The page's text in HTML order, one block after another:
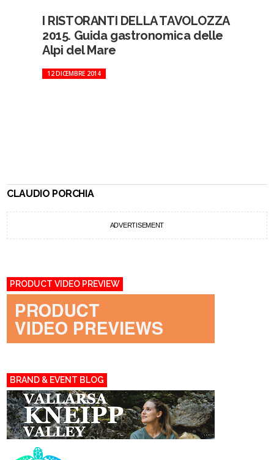
I RISTORANTI DELLA TAVOLOZZA
2015. Guida gastronomica delle
Alpi del Mare
12 DICEMBRE 2014
CLAUDIO PORCHIA
ADVERTISEMENT
PRODUCT VIDEO PREVIEW
BRAND & EVENT BLOG